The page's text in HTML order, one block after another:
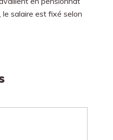
le salaire est fixé selon